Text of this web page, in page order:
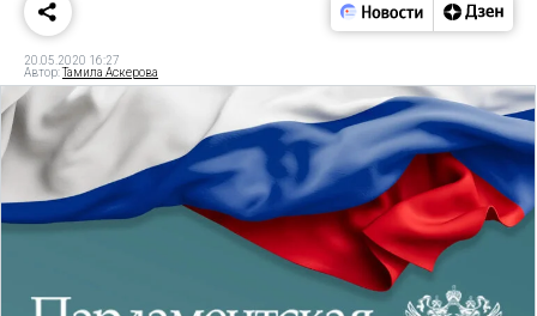
20.05.2020 16:27
Автор:Тамила Аскерова